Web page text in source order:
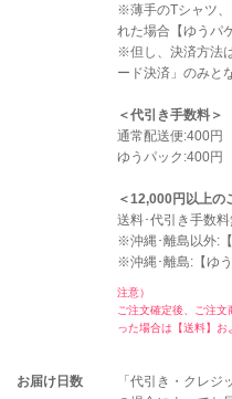
※薄手のTシャツ、
れた場合【ゆうパ
※但し、決済方法
ード決済」のみと
＜代引き手数料＞
通常配送便:400円
ゆうパック:400円
＜12,000円以上の
送料･代引き手数
※沖縄･離島以外:
※沖縄･離島:【ゆ
注意）
ご注文確定後、ご注
った場合は【送料】お
お届け日数
「代引き・クレジ